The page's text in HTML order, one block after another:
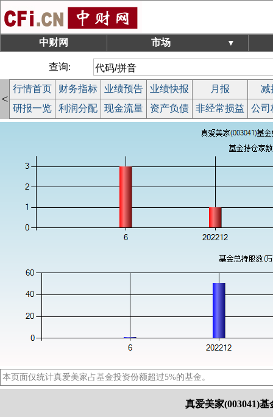
中财网 市场 ▼
查询:
<
行情首页 财务指标 业绩预告 业绩快报 月报
减
研报一览
利润分配 现金流量 资产负债 非经常损益 公司
本页面仅统计真爱美家占基金投资份额超过5%的基金。
真爱美家(003041)